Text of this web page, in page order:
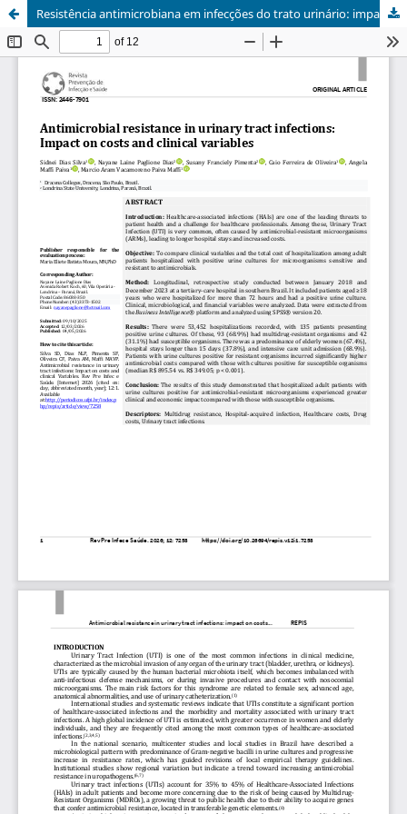
Resistência antimicrobiana em infecções do trato urinário: impacto nos custos e variáveis clínicas